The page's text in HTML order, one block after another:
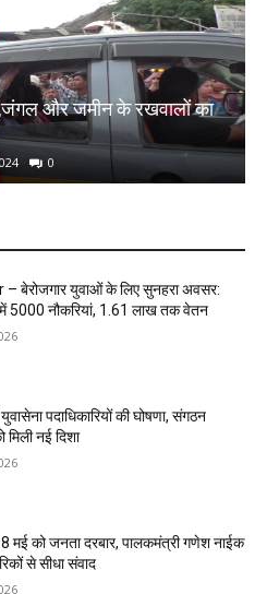
और जमीन के रखवालों का
0
– बेरोजगार युवाओं के लिए सुनहरा अवसर:
5000 नौकरियां, ₹1.61 लाख तक वेतन
पदाधिकारियों की घोषणा, संगठन
मिली नई दिशा
मई को जनता दरबार, पालकमंत्री गणेश नाईक
से सीधा संवाद